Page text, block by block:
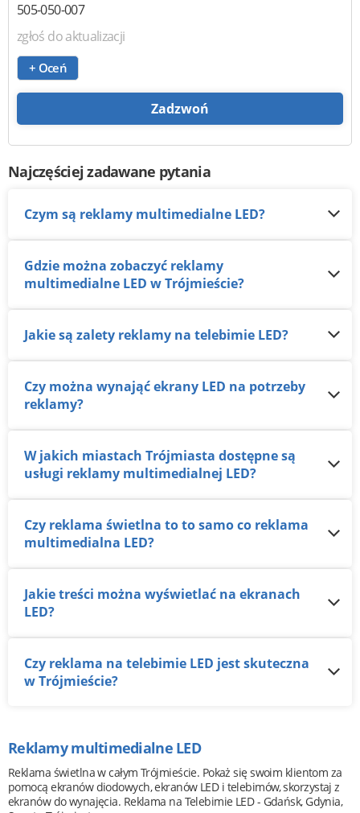
505-050-007
zgłoś do aktualizacji
+ Oceń
Zadzwoń
Najczęściej zadawane pytania
Czym są reklamy multimedialne LED?
Gdzie można zobaczyć reklamy
multimedialne LED w Trójmieście?
Jakie są zalety reklamy na telebimie LED?
Czy można wynająć ekrany LED na potrzeby
reklamy?
W jakich miastach Trójmiasta dostępne są
usługi reklamy multimedialnej LED?
Czy reklama świetlna to to samo co reklama
multimedialna LED?
Jakie treści można wyświetlać na ekranach
LED?
Czy reklama na telebimie LED jest skuteczna
w Trójmieście?
Reklamy multimedialne LED
Reklama świetlna w całym Trójmieście. Pokaż się swoim klientom za
pomocą ekranów diodowych, ekranów LED i telebimów, skorzystaj z
ekranów do wynajęcia. Reklama na Telebimie LED - Gdańsk, Gdynia,